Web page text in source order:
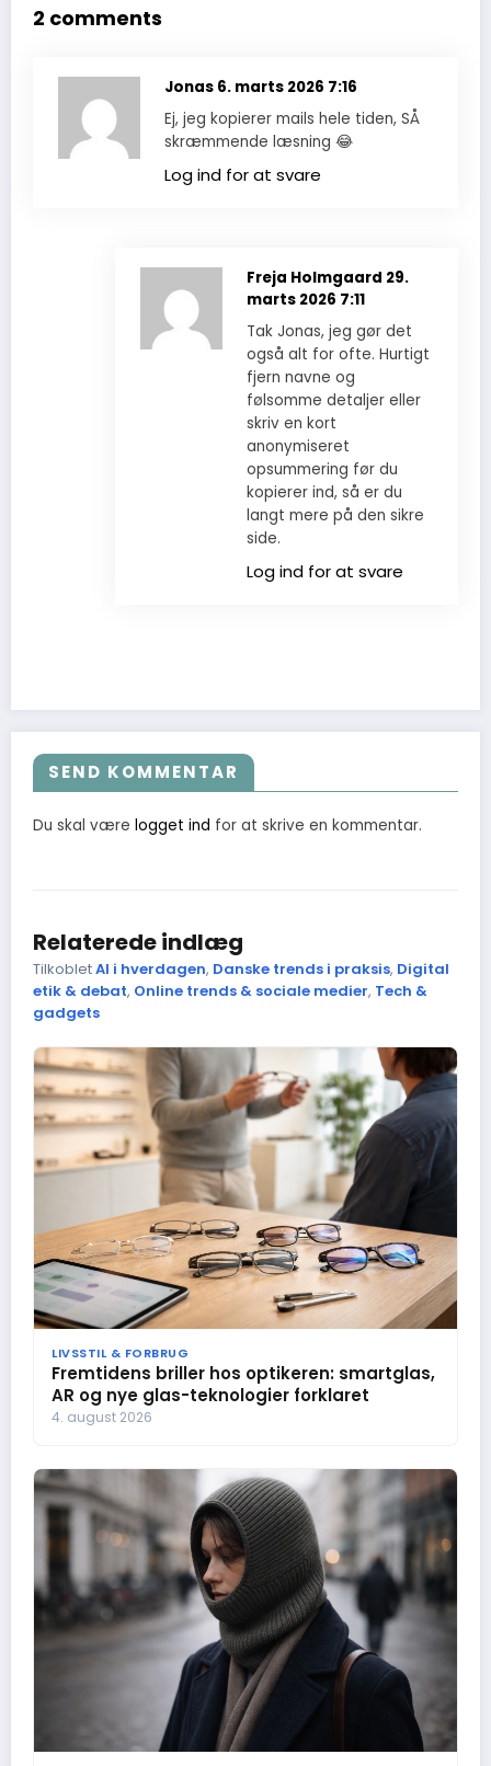
2 comments
Jonas 6. marts 2026 7:16
Ej, jeg kopierer mails hele tiden, SÅ
skræmmende læsning 😂
Log ind for at svare
Freja Holmgaard 29.
marts 2026 7:11
Tak Jonas, jeg gør det
også alt for ofte. Hurtigt
fjern navne og
følsomme detaljer eller
skriv en kort
anonymiseret
opsummering før du
kopierer ind, så er du
langt mere på den sikre
side.
Log ind for at svare
SEND KOMMENTAR
Du skal være logget ind for at skrive en kommentar.
Relaterede indlæg
TilkobletAI i hverdagen, Danske trends i praksis, Digital
etik & debat, Online trends & sociale medier, Tech &
gadgets
LIVSSTIL & FORBRUG
Fremtidens briller hos optikeren: smartglas,
AR og nye glas-teknologier forklaret
4. august 2026